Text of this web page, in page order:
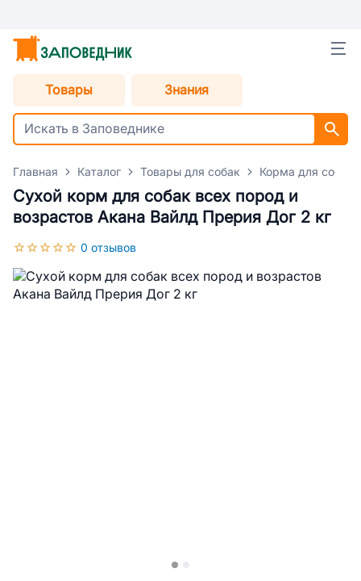
Товары Знания
Главная Каталог Товары для собак Корма для собак
Сухой корм для собак всех пород и
возрастов Акана Вайлд Прерия Дог 2 кг
0 отзывов